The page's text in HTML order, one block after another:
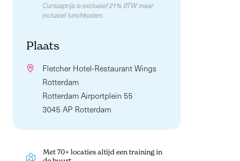
Cursusprijs is exclusief 21% BTW maar
inclusief lunchkosten.
Plaats
Fletcher Hotel-Restaurant Wings
Rotterdam
Rotterdam Airportplein 55
3045 AP Rotterdam
Met 70+ locaties altijd een training in